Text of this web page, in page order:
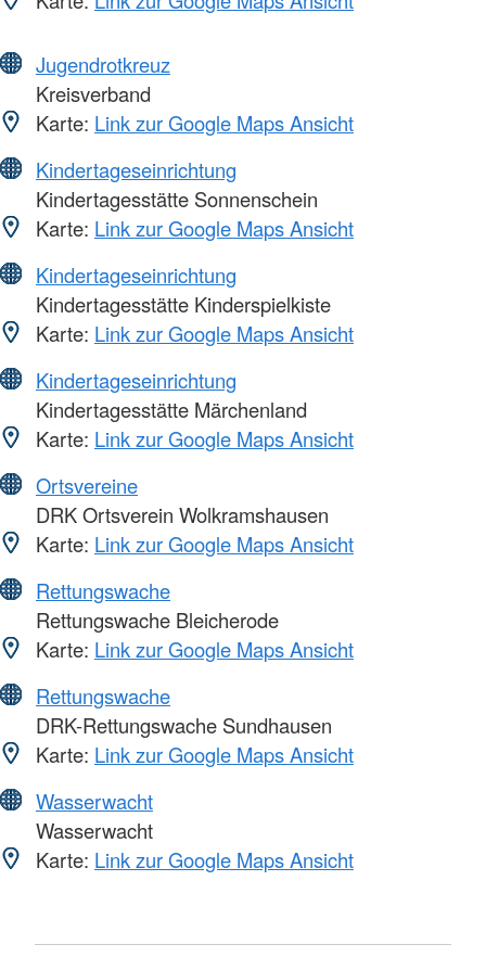
Jugendrotkreuz
Kreisverband
Karte: Link zur Google Maps Ansicht
Kindertageseinrichtung
Kindertagesstätte Sonnenschein
Karte: Link zur Google Maps Ansicht
Kindertageseinrichtung
Kindertagesstätte Kinderspielkiste
Karte: Link zur Google Maps Ansicht
Kindertageseinrichtung
Kindertagesstätte Märchenland
Karte: Link zur Google Maps Ansicht
Ortsvereine
DRK Ortsverein Wolkramshausen
Karte: Link zur Google Maps Ansicht
Rettungswache
Rettungswache Bleicherode
Karte: Link zur Google Maps Ansicht
Rettungswache
DRK-Rettungswache Sundhausen
Karte: Link zur Google Maps Ansicht
Wasserwacht
Wasserwacht
Karte: Link zur Google Maps Ansicht